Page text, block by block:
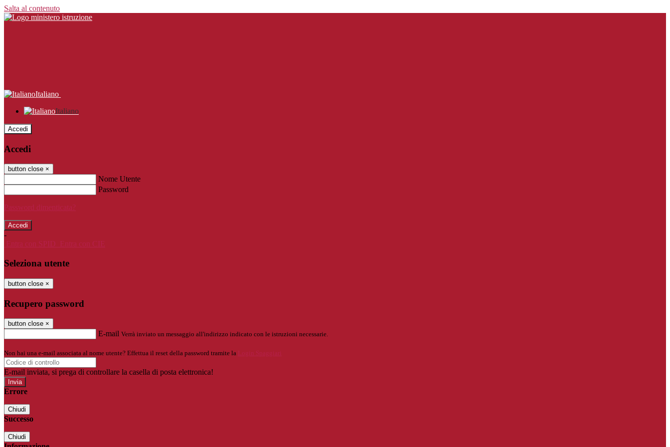
Salta al contenuto
Italiano
Italiano
Accedi
Accedi
button close ×
Nome Utente
Password
Password dimenticata?
-
Entra con SPID
Entra con CIE
Seleziona utente
button close ×
Recupero password
button close ×
E-mail Verrà inviato un messaggio all'indirizzo indicato con le istruzioni necessarie.
Non hai una e-mail associata al nome utente? Effettua il reset della password tramite la Login Spaggiari
E-mail inviata, si prega di controllare la casella di posta elettronica!
Errore
Chiudi
Successo
Chiudi